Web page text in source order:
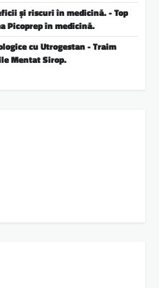
și riscuri în medicină. - Top
Picoprep în medicină.
cu Utrogestan - Traim
Mentat Sirop.